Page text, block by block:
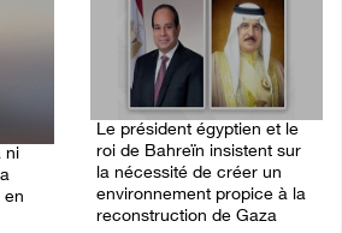
ni
en
Le président égyptien et le
roi de Bahreïn insistent sur
la nécessité de créer un
environnement propice à la
reconstruction de Gaza